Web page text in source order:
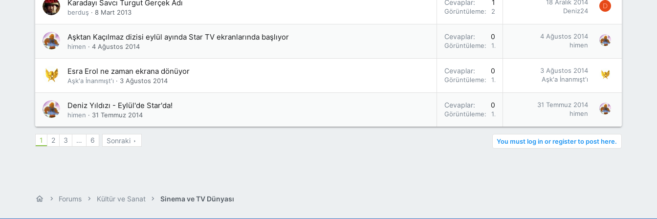
Karadayı Savcı Turgut Gerçek Adı
berduş 8 Mart 2013
Cevaplar 1
Görüntüleme
18 Aralık 2014
Deniz24
D
Aşktan Kaçılmaz dizisi eylül ayında Star TV ekranlarında başlıyor
himen 4 Ağustos 2014
Cevaplar 0
Görüntüleme 1K
4 Ağustos 2014
himen
Esra Erol ne zaman ekrana dönüyor
Aşk'a İnanmışt'ı 3 Ağustos 2014
Cevaplar 0
Görüntüleme 1K
3 Ağustos 2014
Aşk'a İnanmışt'ı
Deniz Yıldızı - Eylül'de Star'da!
himen 31 Temmuz 2014
Cevaplar 0
Görüntüleme 1K
31 Temmuz 2014
himen
1 2 3 … 6 Sonraki You must log in or register to post here.
Forums Kültür ve Sanat Sinema ve TV Dünyası